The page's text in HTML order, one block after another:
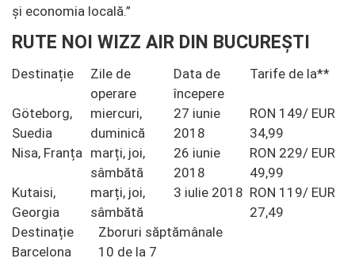
și economia locală.”
RUTE NOI WIZZ AIR DIN BUCUREȘTI
Destinație
Zile de
operare
Data de
începere
Tarife de la**
Göteborg,
Suedia
miercuri,
duminică
27 iunie
2018
RON 149/ EUR
34,99
Nisa, Franța marți, joi,
sâmbătă
26 iunie
2018
RON 229/ EUR
49,99
Kutaisi,
Georgia
marți, joi,
sâmbătă
3 iulie 2018 RON 119/ EUR
27,49
Destinație
Zboruri săptămânale
Barcelona
10 de la 7